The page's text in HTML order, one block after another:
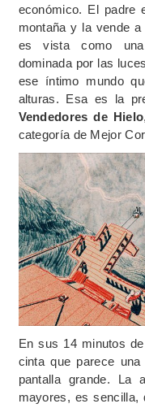
económico. El padre
montaña y la vende
es vista como una
dominada por las
ese íntimo mundo
alturas. Esa es la
Vendedores de Hielo
categoría de Mejor
En sus 14 minutos
cinta que parece
pantalla grande. La
mayores, es sencilla,